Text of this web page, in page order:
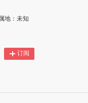
地：未知
订阅